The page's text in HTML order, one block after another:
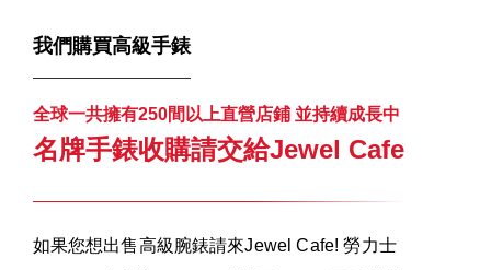
我們購買高級手錶
全球一共擁有250間以上直營店鋪 並持續成長中
名牌手錶收購請交給Jewel Cafe
如果您想出售高級腕錶請來Jewel Cafe! 勞力士